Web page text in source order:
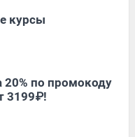
курсы
20% по промокоду
3199₽!